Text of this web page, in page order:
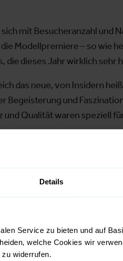
Details
Service zu bieten und auf
welche Cookies wir
widerrufen.
mit Besucheranzahl und
Modellpremiere – so wie
die dieses Jahr wirklich sehr
das neue, von Insidern
und
Qualität waren speziell
SitzDesign, der vor
Stand, der von Jahr
ebenso wohl wie auch